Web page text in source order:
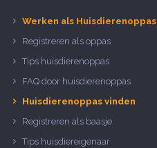
Werken als Huisdierenoppas
Registreren als oppas
Tips huisdierenoppas
FAQ door huisdierenoppas
Huisdierenoppas vinden
Registreren als baasje
Tips huisdiereigenaar